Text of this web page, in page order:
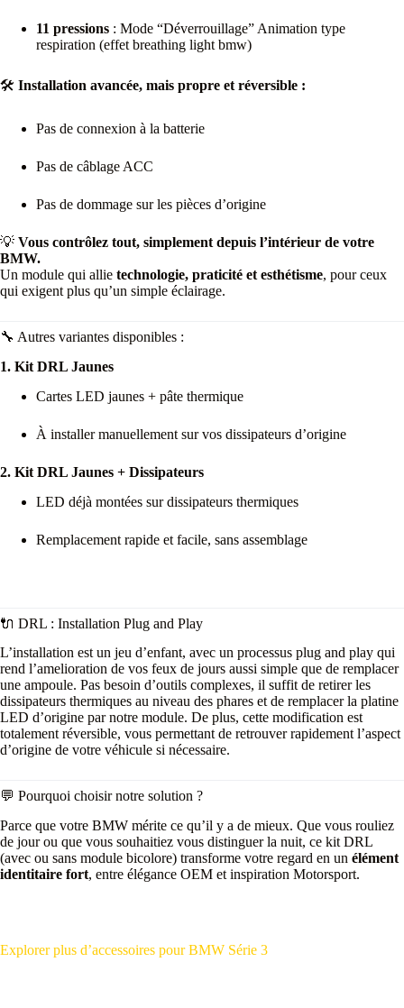
11 pressions : Mode “Déverrouillage” Animation type
respiration (effet breathing light bmw)
🛠️ Installation avancée, mais propre et réversible :
Pas de connexion à la batterie
Pas de câblage ACC
Pas de dommage sur les pièces d’origine
💡 Vous contrôlez tout, simplement depuis l’intérieur de votre
BMW.
Un module qui allie technologie, praticité et esthétisme, pour ceux
qui exigent plus qu’un simple éclairage.
🔧 Autres variantes disponibles :
1. Kit DRL Jaunes
Cartes LED jaunes + pâte thermique
À installer manuellement sur vos dissipateurs d’origine
2. Kit DRL Jaunes + Dissipateurs
LED déjà montées sur dissipateurs thermiques
Remplacement rapide et facile, sans assemblage
🔌 DRL : Installation Plug and Play
L’installation est un jeu d’enfant, avec un processus plug and play qui
rend l’amelioration de vos feux de jours aussi simple que de remplacer
une ampoule. Pas besoin d’outils complexes, il suffit de retirer les
dissipateurs thermiques au niveau des phares et de remplacer la platine
LED d’origine par notre module. De plus, cette modification est
totalement réversible, vous permettant de retrouver rapidement l’aspect
d’origine de votre véhicule si nécessaire.
💬 Pourquoi choisir notre solution ?
Parce que votre BMW mérite ce qu’il y a de mieux. Que vous rouliez
de jour ou que vous souhaitiez vous distinguer la nuit, ce kit DRL
(avec ou sans module bicolore) transforme votre regard en un élément
identitaire fort, entre élégance OEM et inspiration Motorsport.
Explorer plus d’accessoires pour BMW Série 3